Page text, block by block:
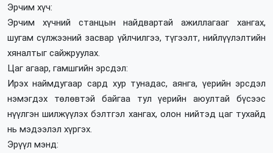
Эрчим хүч:
Эрчим хүчний станцын найдвартай ажиллагааг хангах,
шугам сүлжээний засвар үйлчилгээ, түгээлт, нийлүүлэлтийн
хяналтыг сайжруулах.
Цаг агаар, гамшгийн эрсдэл:
Ирэх наймдугаар сард хур тунадас, аянга, үерийн эрсдэл
нэмэгдэх төлөвтэй байгаа тул үерийн аюултай бүсээс
нүүлгэн шилжүүлэх бэлтгэл хангах, олон нийтэд цаг тухайд
нь мэдээлэл хүргэх.
Эрүүл мэнд: